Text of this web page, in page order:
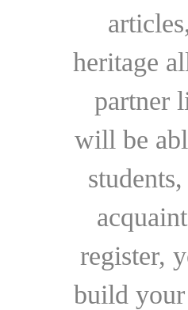
heritage
partner
will be
register,
build